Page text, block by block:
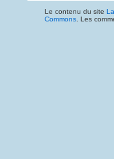
Le contenu du site
Commons . Les